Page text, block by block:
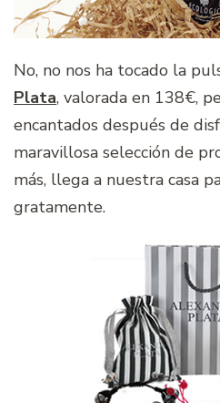
No, no nos ha tocado la
Plata, valorada en 138€,
encantados después de
maravillosa selección de
más, llega a nuestra casa
gratamente.